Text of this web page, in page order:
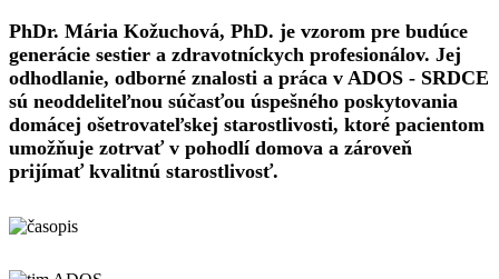
PhDr. Mária Kožuchová, PhD. je vzorom pre budúce
generácie sestier a zdravotníckych profesionálov. Jej
odhodlanie, odborné znalosti a práca v ADOS - SRDCE
sú neoddeliteľnou súčasťou úspešného poskytovania
domácej ošetrovateľskej starostlivosti, ktoré pacientom
umožňuje zotrvať v pohodlí domova a zároveň
prijímať kvalitnú starostlivosť.